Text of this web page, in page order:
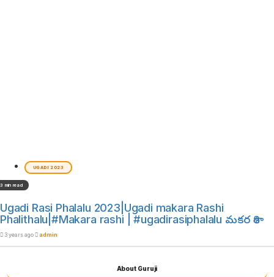
UGADI 2023
3 min read
Ugadi Rasi Phalalu 2023|Ugadi makara Rashi
Phalithalu|#Makara rashi | #ugadirasiphalalu మకర రాశి
3 years ago admin
About Guruji